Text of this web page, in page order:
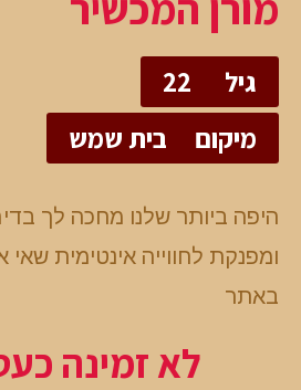
גיל
22
מיקום
בית שמש
היפה ביותר שלנו מחכה לך
ומפנקת לחווייה אינטימית
באתר
לא זמינה